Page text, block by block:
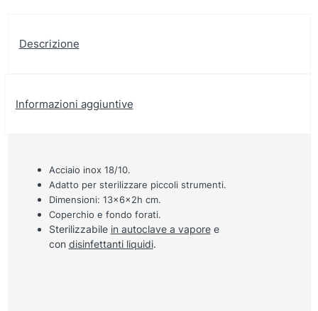
Descrizione
Informazioni aggiuntive
Acciaio inox 18/10.
Adatto per sterilizzare piccoli strumenti.
Dimensioni: 13x6x2h cm.
Coperchio e fondo forati.
Sterilizzabile in autoclave a vaporee
con disinfettanti liquidi.